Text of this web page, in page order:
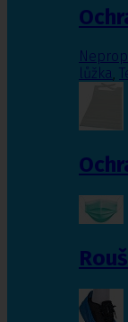
lůžka,